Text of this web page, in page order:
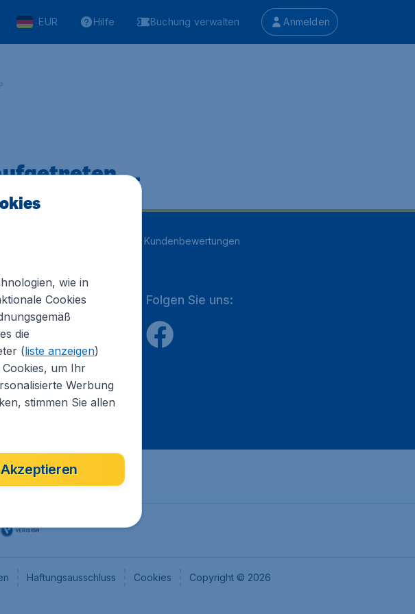
EUR Hilfe Buchung verwalten Anmelden
...
Kundenbewertungen
Webseiten Folgen Sie uns:
Haftungsausschluss Cookies Copyright © 2026
wie in
Cookies
die
(liste anzeigen)
um Ihr
Werbung
stimmen Sie allen
Akzeptieren